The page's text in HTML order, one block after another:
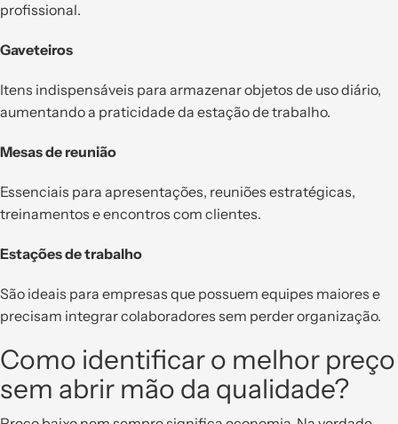
profissional.
Gaveteiros
Itens indispensáveis para armazenar objetos de uso diário,
aumentando a praticidade da estação de trabalho.
Mesas de reunião
Essenciais para apresentações, reuniões estratégicas,
treinamentos e encontros com clientes.
Estações de trabalho
São ideais para empresas que possuem equipes maiores e
precisam integrar colaboradores sem perder organização.
Como identificar o melhor preço
sem abrir mão da qualidade?